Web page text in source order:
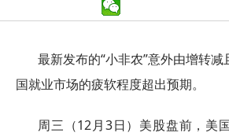
最新发布的“小非农”意外由增转
国就业市场的疲软程度超出预期。
周三（12月3日）美股盘前，美